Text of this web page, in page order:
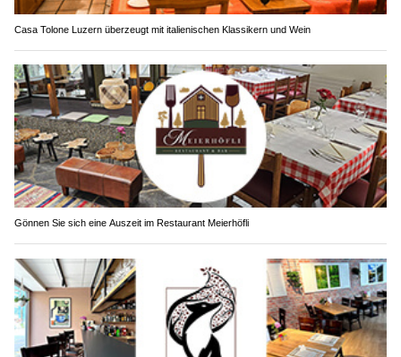
Casa Tolone Luzern überzeugt mit italienischen Klassikern und Wein
Gönnen Sie sich eine Auszeit im Restaurant Meierhöfli